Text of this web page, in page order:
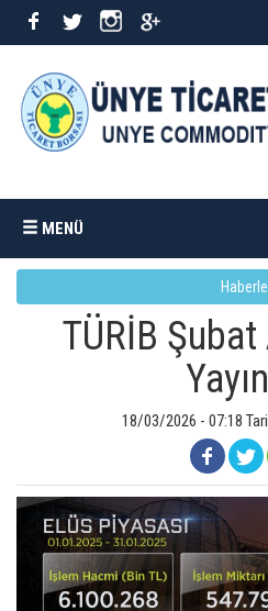
MENÜ
BORSAMIZ
İSTATISTIKLER
ÜYELER
MEVZUAT
TÜRİB Şubat
18/03/2026 - 07:18